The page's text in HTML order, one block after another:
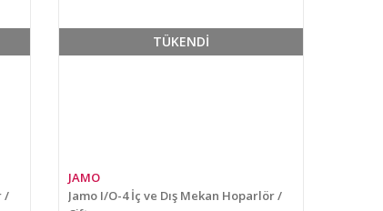
/
TÜKENDİ
JAMO
Jamo I/O-4 İç ve Dış Mekan Hoparlör /